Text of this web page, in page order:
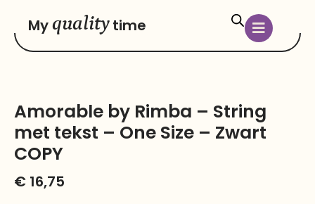
Myquality time
Amorable by Rimba – String
met tekst – One Size – Zwart
COPY
€ 16,75